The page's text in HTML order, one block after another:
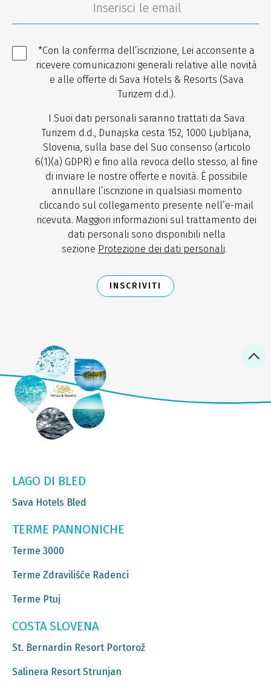
*Con la conferma dell’iscrizione, Lei acconsente a
ricevere comunicazioni generali relative alle novità
e alle offerte di Sava Hotels & Resorts (Sava
Turizem d.d.).
I Suoi dati personali saranno trattati da Sava
Turizem d.d., Dunajska cesta 152, 1000 Ljubljana,
Slovenia, sulla base del Suo consenso (articolo
6(1)(a) GDPR) e fino alla revoca dello stesso, al fine
di inviare le nostre offerte e novità. È possibile
annullare l’iscrizione in qualsiasi momento
cliccando sul collegamento presente nell’e-mail
ricevuta. Maggiori informazioni sul trattamento dei
dati personali sono disponibili nella
sezione Protezione dei dati personali.
INSCRIVITI
LAGO DI BLED
Sava Hotels Bled
TERME PANNONICHE
Terme 3000
Terme Zdravilišče Radenci
Terme Ptuj
COSTA SLOVENA
St. Bernardin Resort Portorož
Salinera Resort Strunjan